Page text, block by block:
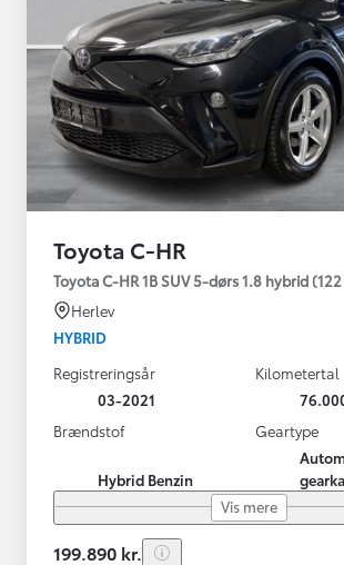
Toyota C-HR
Toyota C-HR 1B SUV 5-dørs 1.8 hybrid
Herlev
HYBRID
Registreringsår
03-2021
Kilometertal
Brændstof
Hybrid Benzin
Geartype
Vis mere
199.890 kr.